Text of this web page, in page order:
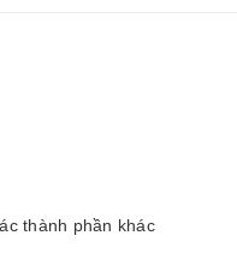
thành phần khác